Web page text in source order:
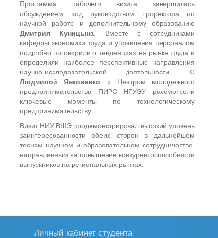
Программа рабочего визита завершилась
обсуждением под руководством проректора по
научной работе и дополнительному образованию
Дмитрия Куницына. Вместе с сотрудниками
кафедры экономики труда и управления персоналом
подробно поговорили о тенденциях на рынке труда и
определили наиболее перспективные направления
научно-исследовательской деятельности. С
Людмилой Янковенко и Центром молодежного
предпринимательства ПИРС НГУЭУ рассмотрели
ключевые моменты по технологическому
предпринимательству.
Визит НИУ ВШЭ продемонстрировал высокий уровень
заинтересованности обеих сторон в дальнейшем
тесном научном и образовательном сотрудничестве,
направленным на повышение конкурентоспособности
выпускников на региональных рынках.
Личный кабинет студента